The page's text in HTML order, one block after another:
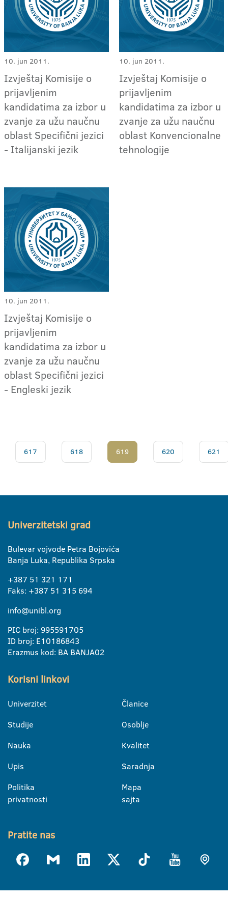
10. jun 2011.
Izvještaj Komisije o
prijavljenim
kandidatima za izbor u
zvanje za užu naučnu
oblast Specifični jezici
- Italijanski jezik
10. jun 2011.
Izvještaj Komisije o
prijavljenim
kandidatima za izbor u
zvanje za užu naučnu
oblast Konvencionalne
tehnologije
10. jun 2011.
Izvještaj Komisije o
prijavljenim
kandidatima za izbor u
zvanje za užu naučnu
oblast Specifični jezici
- Engleski jezik
617 618 619 620 621
Univerzitetski grad
Bulevar vojvode Petra Bojovića
Banja Luka, Republika Srpska
+387 51 321 171
Faks: +387 51 315 694
info@unibl.org
PIC broj: 995591705
ID broj: E10186843
Erazmus kod: BA BANJA02
Korisni linkovi
Univerzitet
Studije
Nauka
Upis
Politika
privatnosti
Članice
Osoblje
Kvalitet
Saradnja
Mapa
sajta
Pratite nas